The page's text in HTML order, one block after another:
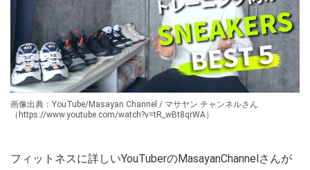
画像出典：YouTube/Masayan Channel / マサヤン チャンネルさん
（https://www.youtube.com/watch?v=tR_wBt8qrWA）
フィットネスに詳しいYouTuberのMasayanChannelさんが